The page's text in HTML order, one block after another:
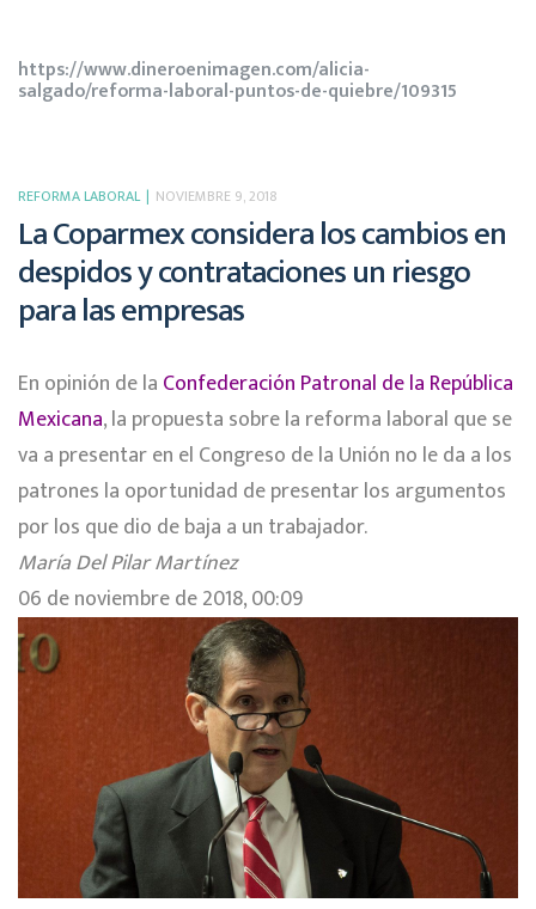
https://www.dineroenimagen.com/alicia-
salgado/reforma-laboral-puntos-de-quiebre/109315
REFORMA LABORAL NOVIEMBRE 9, 2018
La Coparmex considera los cambios en
despidos y contrataciones un riesgo
para las empresas
En opinión de la Confederación Patronal de la República
Mexicana, la propuesta sobre la reforma laboral que se
va a presentar en el Congreso de la Unión no le da a los
patrones la oportunidad de presentar los argumentos
por los que dio de baja a un trabajador.
María Del Pilar Martínez
06 de noviembre de 2018, 00:09